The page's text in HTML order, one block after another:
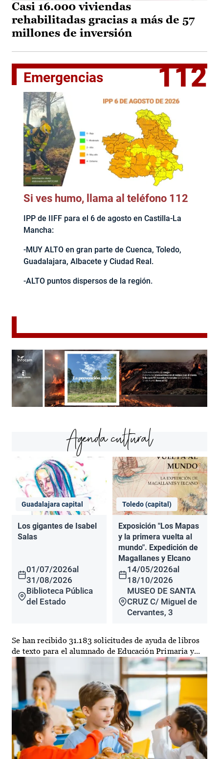
Casi 16.000 viviendas
rehabilitadas gracias a más de 57
millones de inversión
Emergencias 112
Si ves humo, llama al teléfono 112
IPP de IIFF para el 6 de agosto en Castilla-La
Mancha:
-MUY ALTO en gran parte de Cuenca, Toledo,
Guadalajara, Albacete y Ciudad Real.
-ALTO puntos dispersos de la región.
Agenda cultural
Guadalajara capital
Los gigantes de Isabel
Salas
01/07/2026al
31/08/2026
Biblioteca Pública
del Estado
Toledo (capital)
Exposición "Los Mapas
y la primera vuelta al
mundo". Expedición de
Magallanes y Elcano
14/05/2026al
18/10/2026
MUSEO DE SANTA
CRUZ C/ Miguel de
Cervantes, 3
Se han recibido 31.183 solicitudes de ayuda de libros
de texto para el alumnado de Educación Primaria y...